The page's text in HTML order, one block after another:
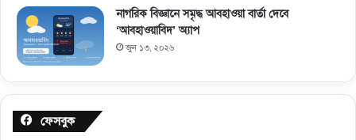
নাগরিক বিজ্ঞানে সমৃদ্ধ আবহাওয়া বার্তা দেবে
‘আবহাওয়াবিদ’ অ্যাপ
জুন ১৩, ২০২৬
ফেসবুক